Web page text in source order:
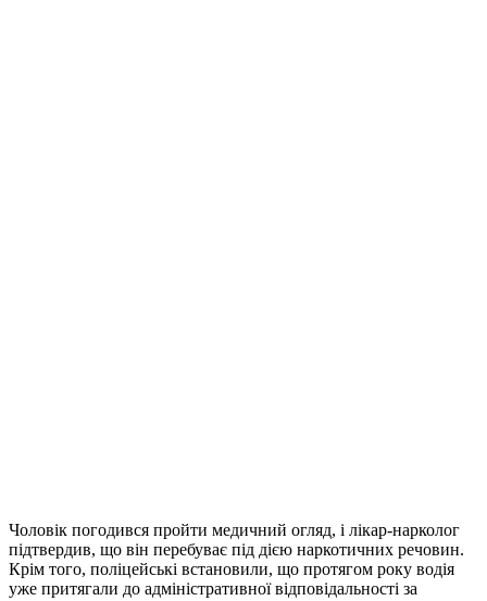
Чоловік погодився пройти медичний огляд, і лікар-нарколог
підтвердив, що він перебуває під дією наркотичних речовин.
Крім того, поліцейські встановили, що протягом року водія
уже притягали до адміністративної відповідальності за